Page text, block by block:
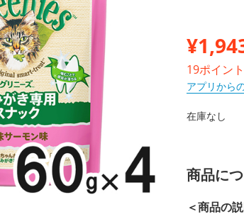
¥
19ポイント
アプリから
在庫なし
商品に
＜商品の